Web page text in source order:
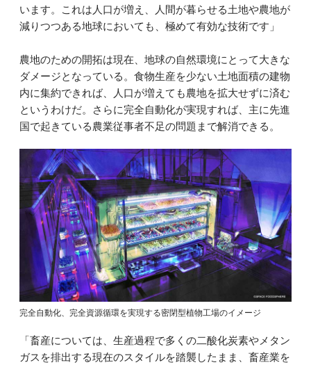
います。これは人口が増え、人間が暮らせる土地や農地が
減りつつある地球においても、極めて有効な技術です」
農地のための開拓は現在、地球の自然環境にとって大きな
ダメージとなっている。食物生産を少ない土地面積の建物
内に集約できれば、人口が増えても農地を拡大せずに済む
というわけだ。さらに完全自動化が実現すれば、主に先進
国で起きている農業従事者不足の問題まで解消できる。
完全自動化、完全資源循環を実現する密閉型植物工場のイメージ
「畜産については、生産過程で多くの二酸化炭素やメタン
ガスを排出する現在のスタイルを踏襲したまま、畜産業を